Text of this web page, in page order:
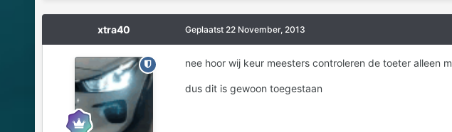
xtra40 Geplaatst 22 November, 2013
nee hoor wij keur meesters controleren de toeter alleen
dus dit is gewoon toegestaan